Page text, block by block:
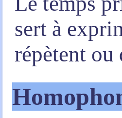
sert à
répètent ou